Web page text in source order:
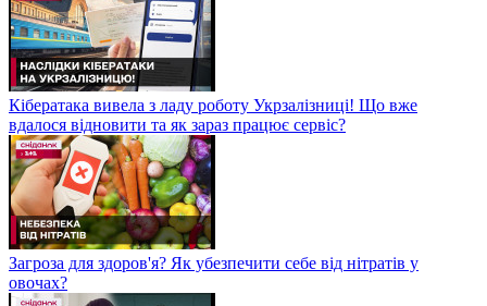
Кібератака вивела з ладу роботу Укрзалізниці! Що вже
вдалося відновити та як зараз працює сервіс?
Загроза для здоров'я? Як убезпечити себе від нітратів у
овочах?